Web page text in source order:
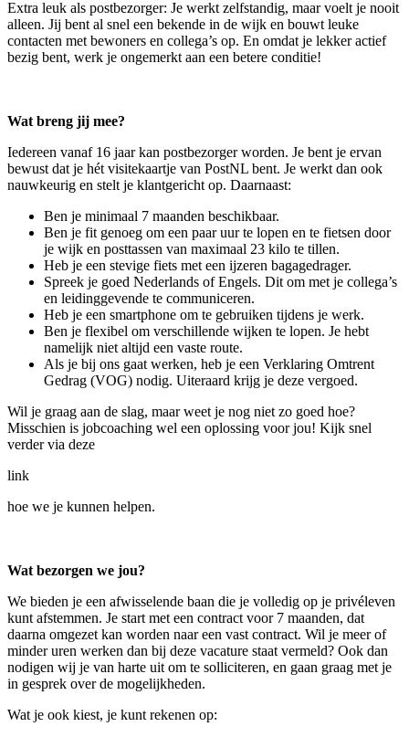
Extra leuk als postbezorger: Je werkt zelfstandig, maar voelt je nooit
alleen. Jij bent al snel een bekende in de wijk en bouwt leuke
contacten met bewoners en collega’s op. En omdat je lekker actief
bezig bent, werk je ongemerkt aan een betere conditie!
Wat breng jij mee?
Iedereen vanaf 16 jaar kan postbezorger worden. Je bent je ervan
bewust dat je hét visitekaartje van PostNL bent. Je werkt dan ook
nauwkeurig en stelt je klantgericht op. Daarnaast:
Ben je minimaal 7 maanden beschikbaar.
Ben je fit genoeg om een paar uur te lopen en te fietsen door
je wijk en posttassen van maximaal 23 kilo te tillen.
Heb je een stevige fiets met een ijzeren bagagedrager.
Spreek je goed Nederlands of Engels. Dit om met je collega’s
en leidinggevende te communiceren.
Heb je een smartphone om te gebruiken tijdens je werk.
Ben je flexibel om verschillende wijken te lopen. Je hebt
namelijk niet altijd een vaste route.
Als je bij ons gaat werken, heb je een Verklaring Omtrent
Gedrag (VOG) nodig. Uiteraard krijg je deze vergoed.
Wil je graag aan de slag, maar weet je nog niet zo goed hoe?
Misschien is jobcoaching wel een oplossing voor jou! Kijk snel
verder via deze
link
hoe we je kunnen helpen.
Wat bezorgen we jou?
We bieden je een afwisselende baan die je volledig op je privéleven
kunt afstemmen. Je start met een contract voor 7 maanden, dat
daarna omgezet kan worden naar een vast contract. Wil je meer of
minder uren werken dan bij deze vacature staat vermeld? Ook dan
nodigen wij je van harte uit om te solliciteren, en gaan graag met je
in gesprek over de mogelijkheden.
Wat je ook kiest, je kunt rekenen op: